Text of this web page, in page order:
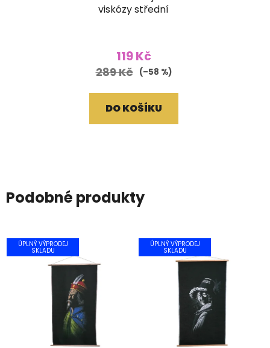
viskózy střední
119 Kč
289 Kč (–58 %)
DO KOŠÍKU
Podobné produkty
ÚPLNÝ VÝPRODEJ
SKLADU
ÚPLNÝ VÝPRODEJ
SKLADU